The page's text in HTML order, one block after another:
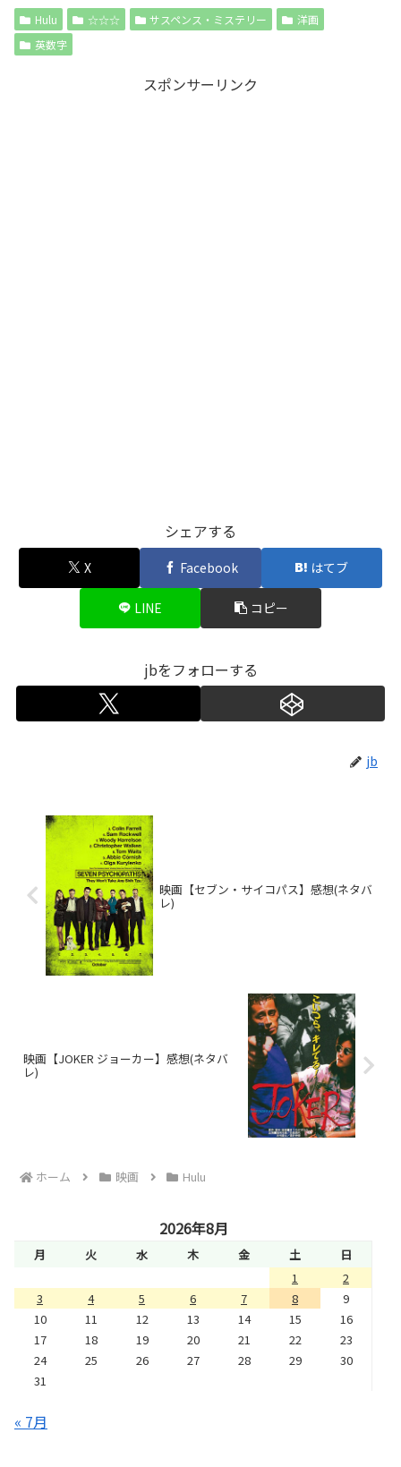
Hulu ☆☆☆ サスペンス・ミステリー
洋画
英数字
スポンサーリンク
シェアする
X Facebook はてブ
LINE コピー
jbをフォローする
jb
映画【セブン・サイコパス】感想(ネタバ
レ)
映画【JOKER ジョーカー】感想(ネタバ
レ)
ホーム 映画 Hulu
2026年8月
月 火 水 木 金 土
日
1
2
3
4 5 6 7 8
9
10
11 12 13 14 15
16
17
18 19 20 21 22
23
24
25 26 27 28 29
30
31
« 7月